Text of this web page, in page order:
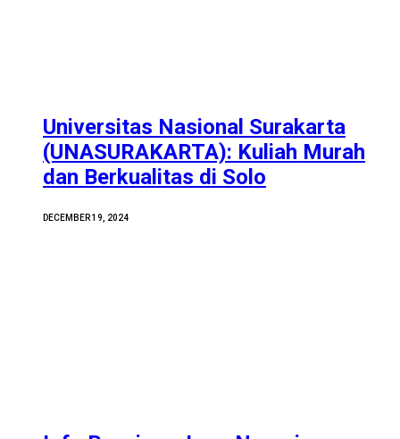
Universitas Nasional Surakarta
(UNASURAKARTA): Kuliah Murah
dan Berkualitas di Solo
DECEMBER 19, 2024